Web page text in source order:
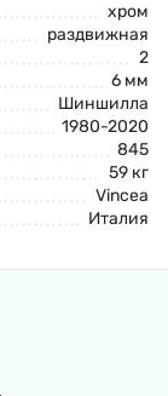
хром
раздвижная
2
6 мм
Шиншилла
1980-2020
845
59 кг
Vincea
Италия